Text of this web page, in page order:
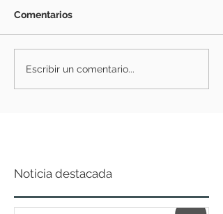
Comentarios
Escribir un comentario...
Noticia destacada